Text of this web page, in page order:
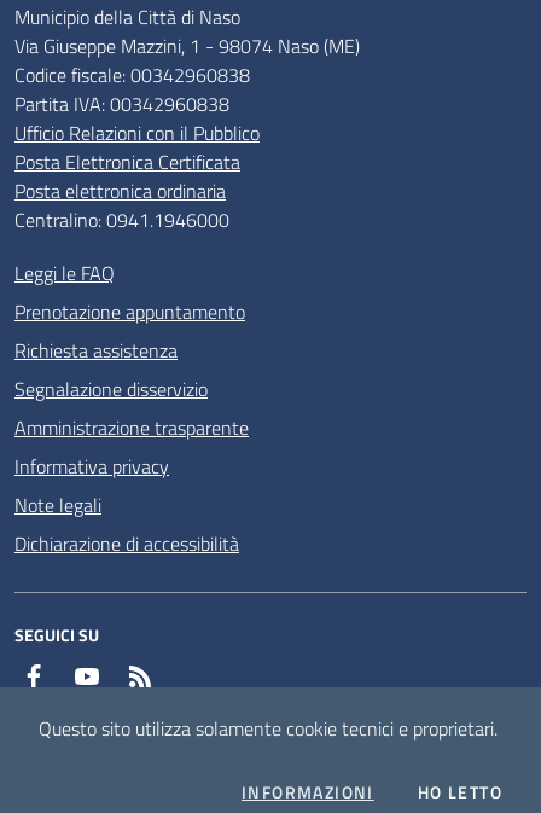
Municipio della Città di Naso
Via Giuseppe Mazzini, 1 - 98074 Naso (ME)
Codice fiscale: 00342960838
Partita IVA: 00342960838
Ufficio Relazioni con il Pubblico
Posta Elettronica Certificata
Posta elettronica ordinaria
Centralino: 0941.1946000
Leggi le FAQ
Prenotazione appuntamento
Richiesta assistenza
Segnalazione disservizio
Amministrazione trasparente
Informativa privacy
Note legali
Dichiarazione di accessibilità
SEGUICI SU
Facebook YouTube
Questo sito utilizza solamente cookie tecnici e proprietari.
INFORMAZIONI COOKIESHO LETTO